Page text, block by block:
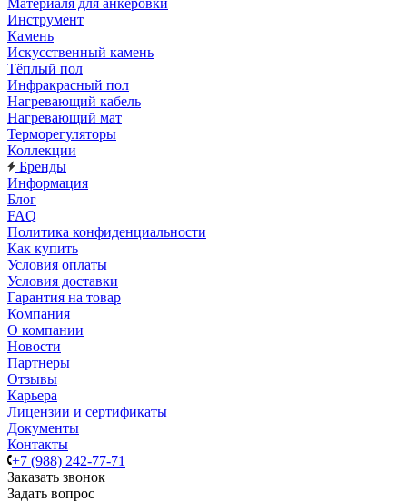
Материаля для анкеровки
Инструмент
Камень
Искусственный камень
Тёплый пол
Инфракрасный пол
Нагревающий кабель
Нагревающий мат
Терморегуляторы
Коллекции
Бренды
Информация
Блог
FAQ
Политика конфиденциальности
Как купить
Условия оплаты
Условия доставки
Гарантия на товар
Компания
О компании
Новости
Партнеры
Отзывы
Карьера
Лицензии и сертификаты
Документы
Контакты
+7 (988) 242-77-71
Заказать звонок
Задать вопрос